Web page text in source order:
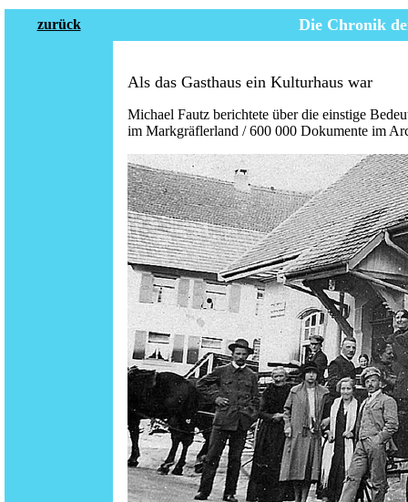
zurück Die Chronik
Als das Gasthaus ein Kulturhaus war
Michael Fautz berichtete über die einstige
im Markgräflerland / 600 000 Dokumente im